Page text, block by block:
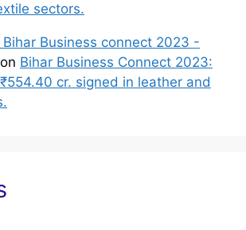
sectors.
Bihar Business connect 2023 -
on Bihar Business Connect 2023:
cr. signed in leather and